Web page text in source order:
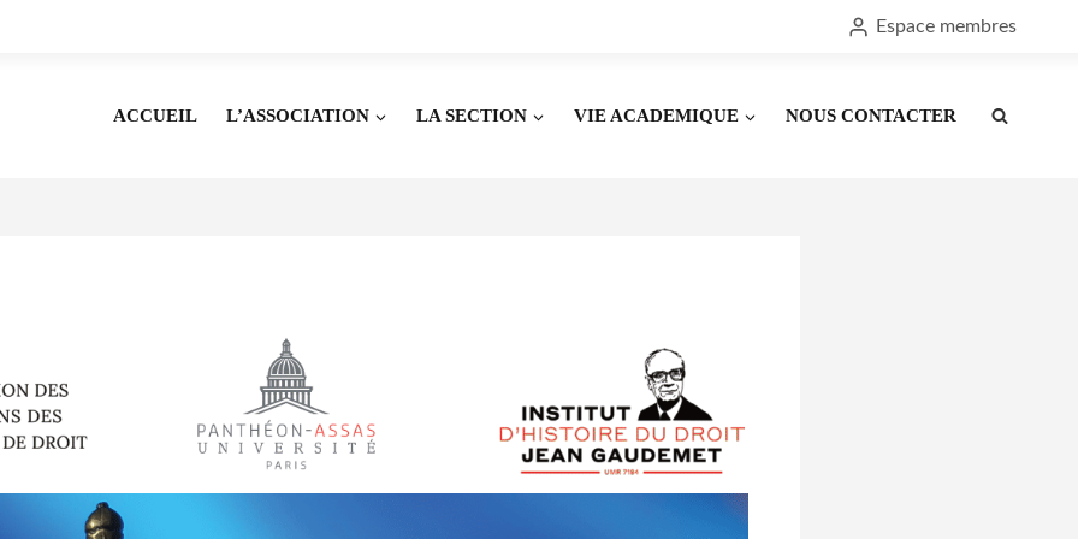
Espace membres
ACCUEIL L’ASSOCIATION LA SECTION VIE ACADEMIQUE NOUS CONTACTER